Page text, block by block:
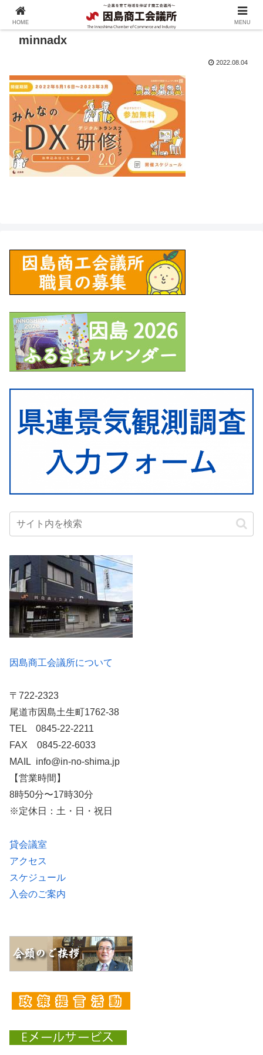
minnadx
2022.08.04
因島商工会議所について
〒722-2323
尾道市因島土生町1762-38
TEL 0845-22-2211
FAX 0845-22-6033
MAIL info@in-no-shima.jp
【営業時間】
8時50分〜17時30分
※定休日：土・日・祝日
貸会議室
アクセス
スケジュール
入会のご案内
HOME MENU